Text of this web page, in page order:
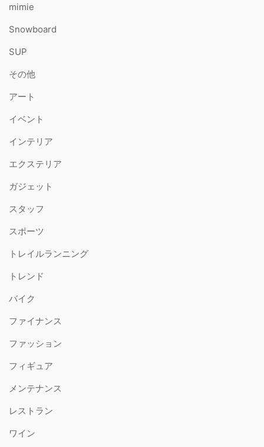
mimie
Snowboard
SUP
その他
アート
イベント
インテリア
エクステリア
ガジェット
スタッフ
スポーツ
トレイルランニング
トレンド
バイク
ファイナンス
ファッション
フィギュア
メンテナンス
レストラン
ワイン